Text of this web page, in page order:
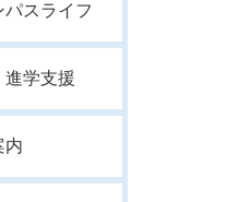
パスライフ
進学支援
内